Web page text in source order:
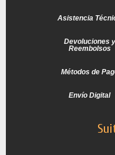
Asistencia
Devoluciones y
Reembolsos
Métodos de
Envío Digital